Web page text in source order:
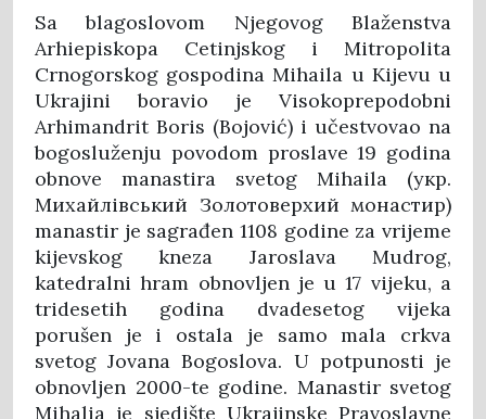
Sa blagoslovom Njegovog Blaženstva
Arhiepiskopa Cetinjskog i Mitropolita
Crnogorskog gospodina Mihaila u Kijevu u
Ukrajini boravio je Visokoprepodobni
Arhimandrit Boris (Bojović) i učestvovao na
bogosluženju povodom proslave 19 godina
obnove manastira svetog Mihaila (укр.
Михайлівський Золотоверхий монастир)
manastir je sagrađen 1108 godine za vrijeme
kijevskog kneza Jaroslava Mudrog,
katedralni hram obnovljen je u 17 vijeku, a
tridesetih godina dvadesetog vijeka
porušen je i ostala je samo mala crkva
svetog Jovana Bogoslova. U potpunosti je
obnovljen 2000-te godine. Manastir svetog
Mihalia je sjedište Ukrajinske Pravoslavne